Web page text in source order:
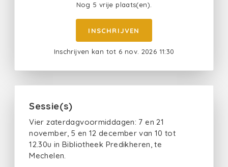
Nog 5 vrije plaats(en).
INSCHRIJVEN
Inschrijven kan tot 6 nov. 2026 11:30
Sessie(s)
Vier zaterdagvoormiddagen: 7 en 21
november, 5 en 12 december van 10 tot
12.30u in Bibliotheek Predikheren, te
Mechelen.